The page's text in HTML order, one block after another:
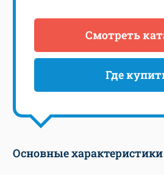
Смотреть
Где
Основные характеристики